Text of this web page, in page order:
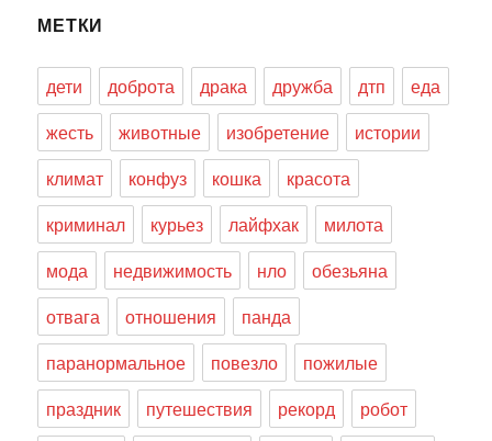
МЕТКИ
дети доброта драка дружба дтп
еда
жесть
животные изобретение
истории
климат
конфуз кошка
красота
криминал
курьез лайфхак
милота
мода
недвижимость нло
обезьяна
отвага
отношения
панда
паранормальное
повезло
пожилые
праздник
путешествия рекорд
робот